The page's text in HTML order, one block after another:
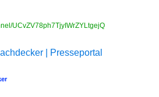
UCvZV78ph7TjyIWrZYLtgejQ
| Presseportal